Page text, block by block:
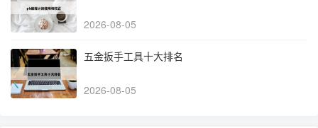
2026-08-05
五金扳手工具十大排名
2026-08-05